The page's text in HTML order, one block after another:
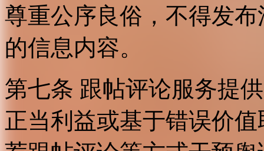
尊重公序良俗，不得发
的信息内容。
第七条 跟帖评论服务提
正当利益或基于错误价